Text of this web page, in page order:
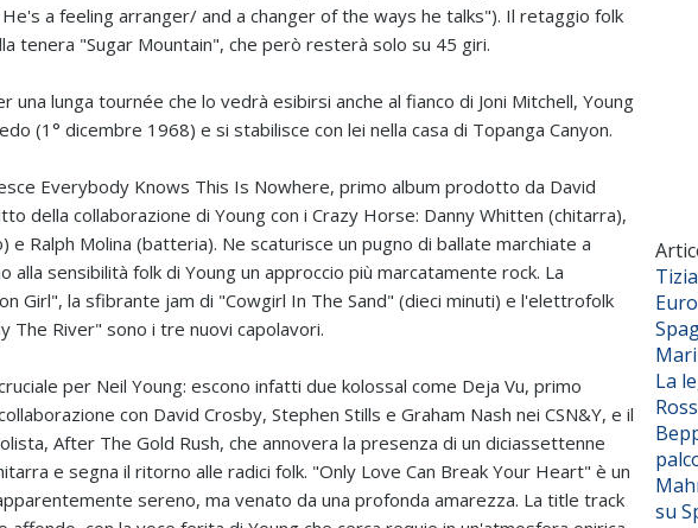
a feeling arranger/ and a changer of the ways he talks"). Il retaggio folk
tenera "Sugar Mountain", che però resterà solo su 45 giri.
una lunga tournée che lo vedrà esibirsi anche al fianco di Joni Mitchell, Young
(1° dicembre 1968) e si stabilisce con lei nella casa di Topanga Canyon.
Everybody Knows This Is Nowhere, primo album prodotto da David
della collaborazione di Young con i Crazy Horse: Danny Whitten (chitarra),
e Ralph Molina (batteria). Ne scaturisce un pugno di ballate marchiate a
alla sensibilità folk di Young un approccio più marcatamente rock. La
Girl", la sfibrante jam di "Cowgirl In The Sand" (dieci minuti) e l'elettrofolk
The River" sono i tre nuovi capolavori.
per Neil Young: escono infatti due kolossal come Deja Vu, primo
con David Crosby, Stephen Stills e Graham Nash nei CSN&Y, e il
After The Gold Rush, che annovera la presenza di un diciassettenne
e segna il ritorno alle radici folk. "Only Love Can Break Your Heart" è un
sereno, ma venato da una profonda amarezza. La title track
La
su